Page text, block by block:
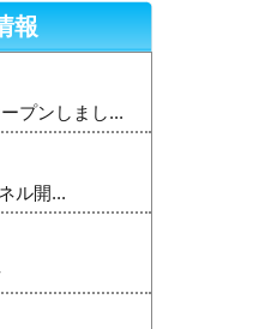
報
プンしまし...
ル開...